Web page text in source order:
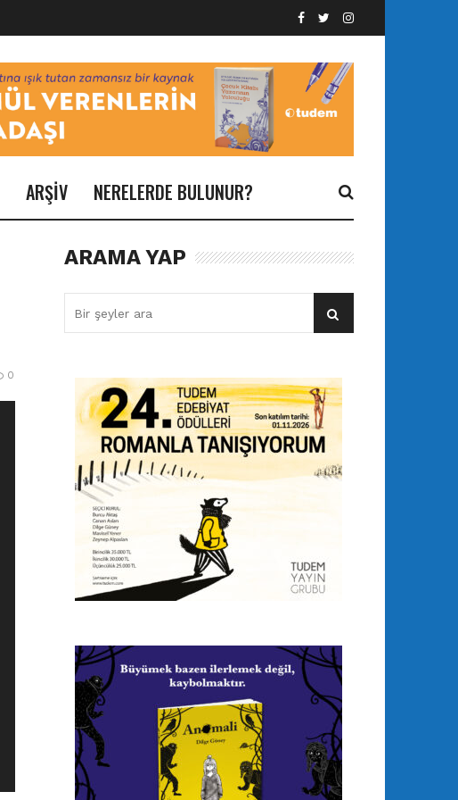
ARŞİV NERELERDE BULUNUR?
0
ARAMA YAP